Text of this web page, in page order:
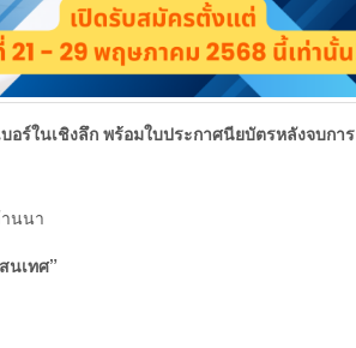
ร์ในเชิงลึก พร้อมใบประกาศนียบัตรหลังจบการ
นนา
นเทศ”